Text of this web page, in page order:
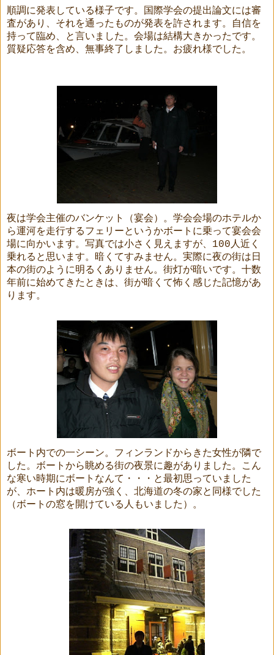
順調に発表している様子です。国際学会の提出論文には審
査があり、それを通ったものが発表を許されます。自信を
持って臨め、と言いました。会場は結構大きかったです。
質疑応答を含め、無事終了しました。お疲れ様でした。
夜は学会主催のバンケット（宴会）。学会会場のホテルか
ら運河を走行するフェリーというかボートに乗って宴会会
場に向かいます。写真では小さく見えますが、100人近く
乗れると思います。暗くてすみません。実際に夜の街は日
本の街のように明るくありません。街灯が暗いです。十数
年前に始めてきたときは、街が暗くて怖く感じた記憶があ
ります。
ボート内での一シーン。フィンランドからきた女性が隣で
した。ボートから眺める街の夜景に趣がありました。こん
な寒い時期にボートなんて・・・と最初思っていました
が、ホート内は暖房が強く、北海道の冬の家と同様でした
（ボートの窓を開けている人もいました）。